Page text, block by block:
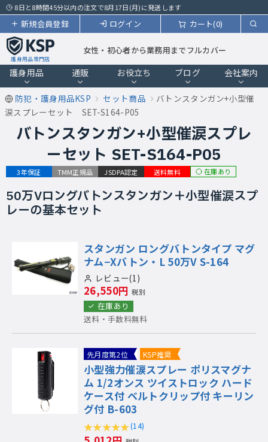
8日と8時間45分以内の注文で8月17日(月)に発送します
カート(0)
ログイン
新規会員登録
護身用品専門店
女性・初心者から業務用までフルカバー
護身用品 通販 お役立ち ブログ 会社案内
防犯・護身用品KSP セット商品
バトンスタンガン+小型催
涙スプレーセット SET-S164-P05
バトンスタンガン+小型催涙スプレ
ーセット SET-S164-P05
3年保証 TMM正規品 JSDPA認定 送料無料 在庫あり
50万Vロングバトンスタンガン＋小型催涙スプ
レーの基本セット
スタンガン ロングバトンタイプ マグ
ナム−Xバトン・L 50万V S-164
レビュー(1)
26,550円 税別
在庫あり
送料・手数料無料
先月度第2位 KSP推奨
小型強力催涙スプレー ポリスマグナ
ム 1/2オンス ツイストロック ハード
ケース付 ベルトクリップ付 キーリン
グ付 B-603
(14)